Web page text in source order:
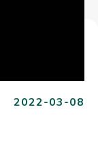
2022-03-08